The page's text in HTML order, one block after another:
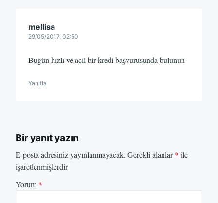
mellisa
29/05/2017, 02:50
Bugün hızlı ve acil bir kredi başvurusunda bulunun
Yanıtla
Bir yanıt yazın
E-posta adresiniz yayınlanmayacak. Gerekli alanlar* ile
işaretlenmişlerdir
Yorum *